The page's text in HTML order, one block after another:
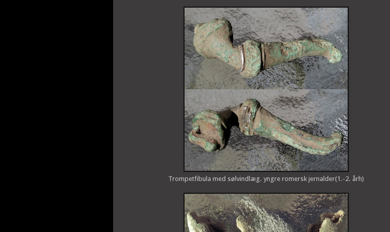
Trompetfibula med sølvindlæg. yngre romersk jernalder(1.-2. årh)